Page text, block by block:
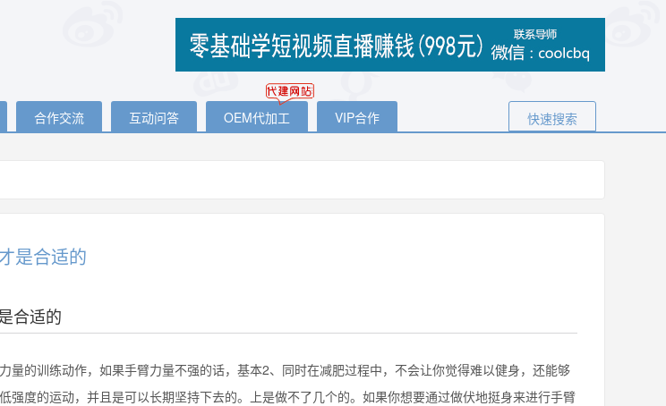
合作交流 互动问答 OEM代加工 VIP合作 快速搜索
是合适的
合适的
的训练动作，如果手臂力量不强的话，基本2、同时在减肥过程中，不会让你觉得难以健身，还能够
强度的运动，并且是可以长期坚持下去的。上是做不了几个的。如果你想要通过做伏地挺身来进行手臂